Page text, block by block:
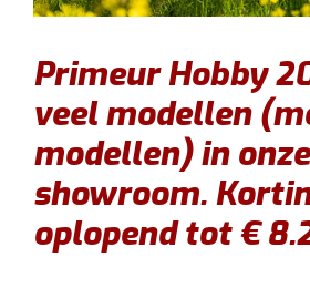
Primeur Hobby
veel modellen
modellen) in onze
showroom.
oplopend tot €